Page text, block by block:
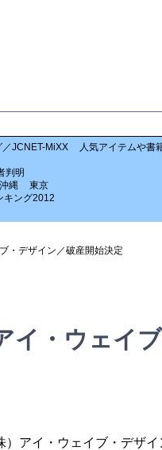
JCNET-MiXX
人気アイテムや書
判明
沖縄
東京
キング2012
・デザイン／破産開始決定
イ・ウェイ
）アイ・ウェイブ・デザ